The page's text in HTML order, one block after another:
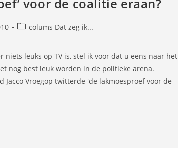
voor de coalitie eraan?
Berichtcategorie:
colums Dat zeg ik...
niets leuks op TV is, stel ik voor dat u eens naar het
nog best leuk worden in de politieke arena.
Jacco Vroegop twitterde 'de lakmoesproef voor de